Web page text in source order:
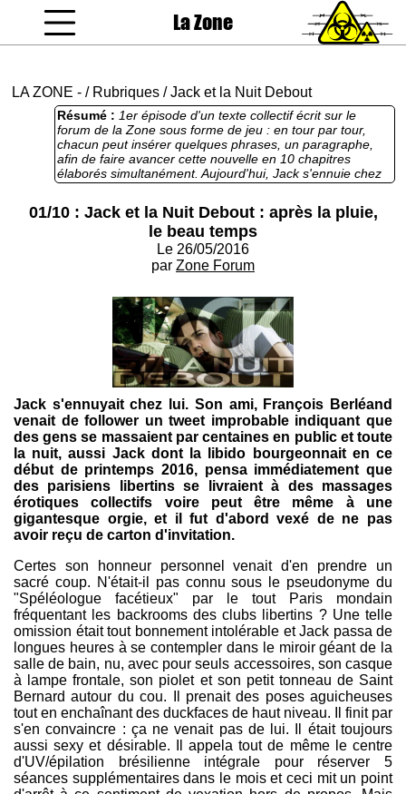
La Zone
LA ZONE - / Rubriques /Jack et la Nuit Debout
Résumé : 1er épisode d'un texte collectif écrit sur le
forum de la Zone sous forme de jeu : en tour par tour,
chacun peut insérer quelques phrases, un paragraphe,
afin de faire avancer cette nouvelle en 10 chapitres
élaborés simultanément. Aujourd'hui, Jack s'ennuie chez
lui et découvre que des gens se massent Place de la
République à Paris, ce qui le trouble fortement. Vous
pouvez toujours apporter vos contributions aux chapitres
2 à 10 en cours d'écriture. Plus d'info, ici :
http://forum.lazone.org/index.php?topic=3556.0
01/10 : Jack et la Nuit Debout : après la pluie,
le beau temps
Le 26/05/2016
par Zone Forum
Jack s'ennuyait chez lui. Son ami, François Berléand
venait de follower un tweet improbable indiquant que
des gens se massaient par centaines en public et toute
la nuit, aussi Jack dont la libido bourgeonnait en ce
début de printemps 2016, pensa immédiatement que
des parisiens libertins se livraient à des massages
érotiques collectifs voire peut être même à une
gigantesque orgie, et il fut d'abord vexé de ne pas
avoir reçu de carton d'invitation.
Certes son honneur personnel venait d'en prendre un
sacré coup. N'était-il pas connu sous le pseudonyme du
"Spéléologue facétieux" par le tout Paris mondain
fréquentant les backrooms des clubs libertins ? Une telle
omission était tout bonnement intolérable et Jack passa de
longues heures à se contempler dans le miroir géant de la
salle de bain, nu, avec pour seuls accessoires, son casque
à lampe frontale, son piolet et son petit tonneau de Saint
Bernard autour du cou. Il prenait des poses aguicheuses
tout en enchaînant des duckfaces de haut niveau. Il finit par
s'en convaincre : ça ne venait pas de lui. Il était toujours
aussi sexy et désirable. Il appela tout de même le centre
d'UV/épilation brésilienne intégrale pour réserver 5
séances supplémentaires dans le mois et ceci mit un point